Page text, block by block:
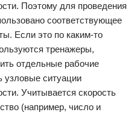
Поэтому для проведения
соответствующее
Если это по каким-то
тренажеры,
отдельные рабочие
узловые ситуации
Учитывается скорость
(например, число и